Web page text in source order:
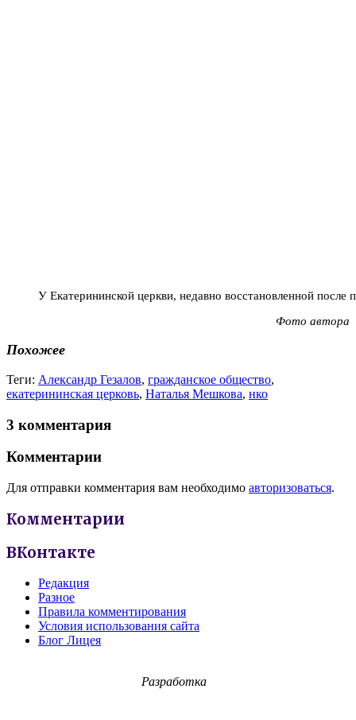
У Екатерининской церкви, недавно восстановленной после
Фото автора
Похожее
Теги: Александр Гезалов, гражданское общество,
екатерининская церковь, Наталья Мешкова, нко
3 комментария
Комментарии
Для отправки комментария вам необходимо авторизоваться.
Комментарии
ВКонтакте
Редакция
Разное
Правила комментирования
Условия использования сайта
Блог Лицея
Разработка